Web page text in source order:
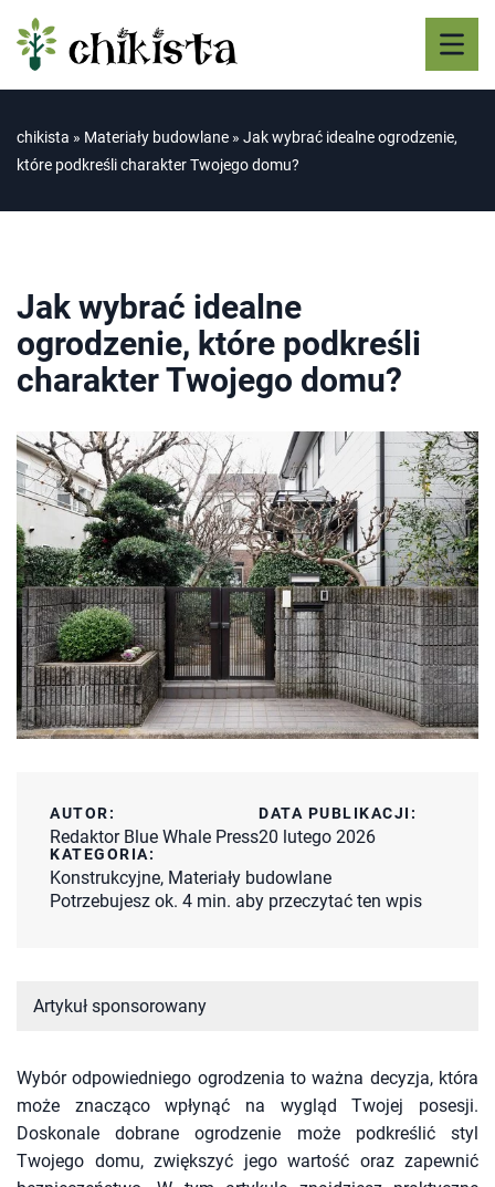
chikista » Materiały budowlane » Jak wybrać idealne ogrodzenie,
które podkreśli charakter Twojego domu?
Jak wybrać idealne
ogrodzenie, które podkreśli
charakter Twojego domu?
AUTOR:
Redaktor Blue Whale Press
DATA PUBLIKACJI:
20 lutego 2026
KATEGORIA:
Konstrukcyjne, Materiały budowlane
Potrzebujesz ok. 4 min. aby przeczytać ten wpis
Artykuł sponsorowany
Wybór odpowiedniego ogrodzenia to ważna decyzja, która
może znacząco wpłynąć na wygląd Twojej posesji.
Doskonale dobrane ogrodzenie może podkreślić styl
Twojego domu, zwiększyć jego wartość oraz zapewnić